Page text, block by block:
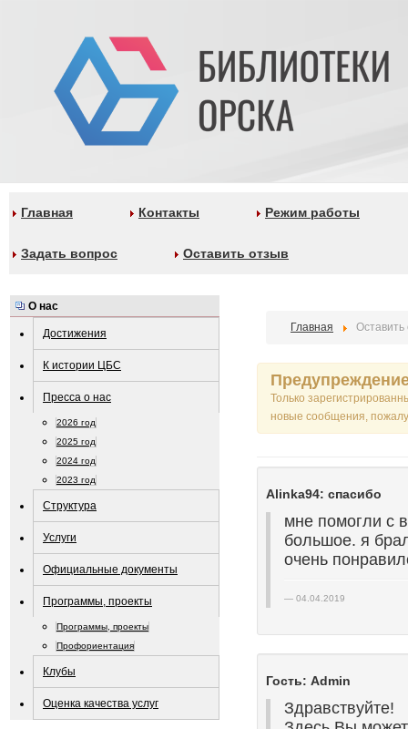
Главная Контакты Режим работы
Задать вопрос Оставить отзыв
О нас
Достижения
К истории ЦБС
Пресса о нас
2026 год
2025 год
2024 год
2023 год
Структура
Услуги
Официальные документы
Программы, проекты
Программы, проекты
Профориентация
Клубы
Оценка качества услуг
Главная Оставить
Только
новые сообщения,
Alinka94: спасибо
мне помогли с
большое. я
очень
04.04.2019
Гость: Admin
Здравствуйте!